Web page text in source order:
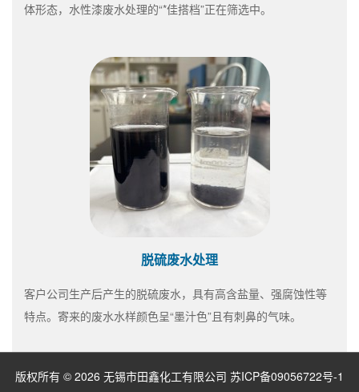
体形态，水性漆废水处理的“*佳搭档”正在筛选中。
脱硫废水处理
客户公司生产后产生的脱硫废水，具有高含盐量、强腐蚀性等
特点。寄来的废水水样颜色呈“墨汁色”且有刺鼻的气味。
版权所有 © 2026 无锡市田鑫化工有限公司 苏ICP备09056722号-1